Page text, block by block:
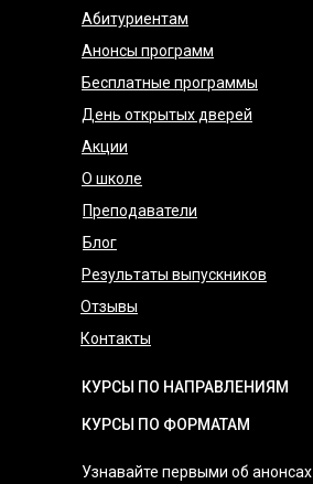
Узнавайте первыми об анонсах
КУРСЫ ПО НАПРАВЛЕНИЯМ
КУРСЫ ПО ФОРМАТАМ
Абитуриентам
Анонсы программ
Бесплатные программы
День открытых дверей
Акции
О школе
Преподаватели
Блог
Результаты выпускников
Отзывы
Контакты